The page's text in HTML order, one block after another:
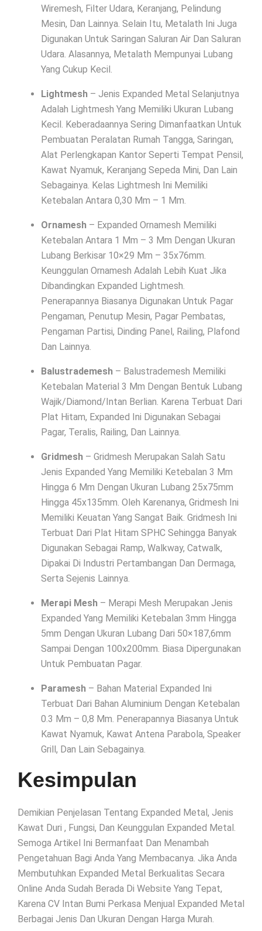
Wiremesh, Filter Udara, Keranjang, Pelindung
Mesin, Dan Lainnya. Selain Itu, Metalath Ini Juga
Digunakan Untuk Saringan Saluran Air Dan Saluran
Udara. Alasannya, Metalath Mempunyai Lubang
Yang Cukup Kecil.
Lightmesh – Jenis Expanded Metal Selanjutnya
Adalah Lightmesh Yang Memiliki Ukuran Lubang
Kecil. Keberadaannya Sering Dimanfaatkan Untuk
Pembuatan Peralatan Rumah Tangga, Saringan,
Alat Perlengkapan Kantor Seperti Tempat Pensil,
Kawat Nyamuk, Keranjang Sepeda Mini, Dan Lain
Sebagainya. Kelas Lightmesh Ini Memiliki
Ketebalan Antara 0,30 Mm – 1 Mm.
Ornamesh – Expanded Ornamesh Memiliki
Ketebalan Antara 1 Mm – 3 Mm Dengan Ukuran
Lubang Berkisar 10×29 Mm – 35x76mm.
Keunggulan Ornamesh Adalah Lebih Kuat Jika
Dibandingkan Expanded Lightmesh.
Penerapannya Biasanya Digunakan Untuk Pagar
Pengaman, Penutup Mesin, Pagar Pembatas,
Pengaman Partisi, Dinding Panel, Railing, Plafond
Dan Lainnya.
Balustrademesh – Balustrademesh Memiliki
Ketebalan Material 3 Mm Dengan Bentuk Lubang
Wajik/Diamond/Intan Berlian. Karena Terbuat Dari
Plat Hitam, Expanded Ini Digunakan Sebagai
Pagar, Teralis, Railing, Dan Lainnya.
Gridmesh – Gridmesh Merupakan Salah Satu
Jenis Expanded Yang Memiliki Ketebalan 3 Mm
Hingga 6 Mm Dengan Ukuran Lubang 25x75mm
Hingga 45x135mm. Oleh Karenanya, Gridmesh Ini
Memiliki Keuatan Yang Sangat Baik. Gridmesh Ini
Terbuat Dari Plat Hitam SPHC Sehingga Banyak
Digunakan Sebagai Ramp, Walkway, Catwalk,
Dipakai Di Industri Pertambangan Dan Dermaga,
Serta Sejenis Lainnya.
Merapi Mesh – Merapi Mesh Merupakan Jenis
Expanded Yang Memiliki Ketebalan 3mm Hingga
5mm Dengan Ukuran Lubang Dari 50×187,6mm
Sampai Dengan 100x200mm. Biasa Dipergunakan
Untuk Pembuatan Pagar.
Paramesh – Bahan Material Expanded Ini
Terbuat Dari Bahan Aluminium Dengan Ketebalan
0.3 Mm – 0,8 Mm. Penerapannya Biasanya Untuk
Kawat Nyamuk, Kawat Antena Parabola, Speaker
Grill, Dan Lain Sebagainya.
Kesimpulan
Demikian Penjelasan Tentang Expanded Metal, Jenis
Kawat Duri , Fungsi, Dan Keunggulan Expanded Metal.
Semoga Artikel Ini Bermanfaat Dan Menambah
Pengetahuan Bagi Anda Yang Membacanya. Jika Anda
Membutuhkan Expanded Metal Berkualitas Secara
Online Anda Sudah Berada Di Website Yang Tepat,
Karena CV Intan Bumi Perkasa Menjual Expanded Metal
Berbagai Jenis Dan Ukuran Dengan Harga Murah.